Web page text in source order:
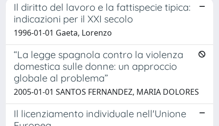
Il diritto del lavoro e la fattispecie tipica:
indicazioni per il XXI secolo
1996-01-01 Gaeta, Lorenzo
“La legge spagnola contro la violenza
domestica sulle donne: un approccio
globale al problema”
2005-01-01 SANTOS FERNANDEZ, MARIA DOLORES
Il licenziamento individuale nell'Unione